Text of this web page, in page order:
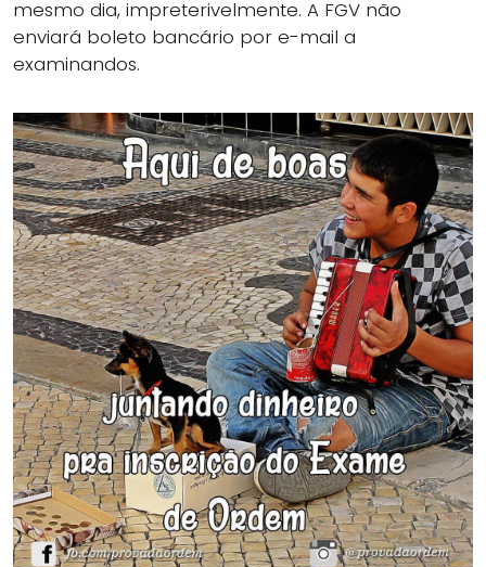
mesmo dia, impreterivelmente. A FGV não
enviará boleto bancário por e-mail a
examinandos.